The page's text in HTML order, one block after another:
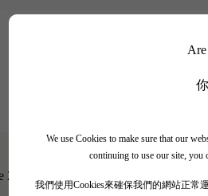
We use Cookies to make sure that our
continuing to use our site, you
我們使用Cookies來確保我們的網站正常
2015 5支套裝